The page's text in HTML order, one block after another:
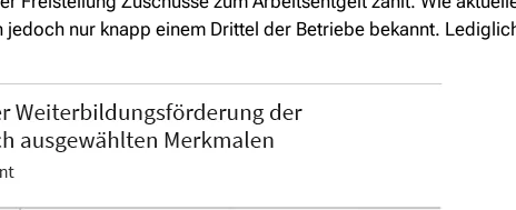
nur knapp einem Drittel der Betriebe bekannt.